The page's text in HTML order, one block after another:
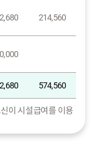
214,560
574,560
이 시설급여를 이용